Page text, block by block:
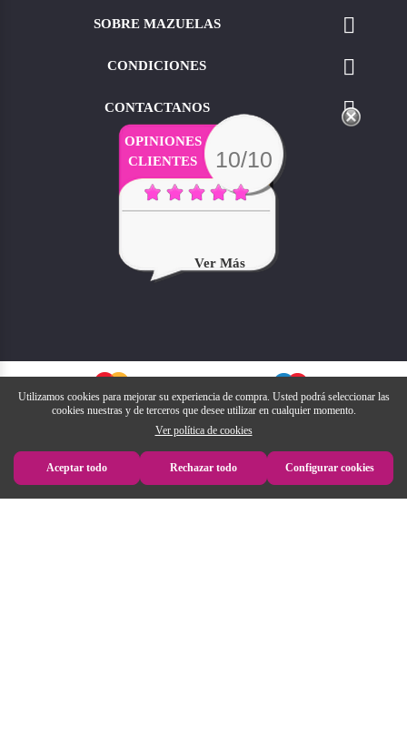
SOBRE MAZUELAS 
CONDICIONES 
CONTACTANOS 
OPINIONES
CLIENTES
10/10
Ver Más
Utilizamos cookies para mejorar su experiencia de compra. Usted podrá seleccionar las
cookies nuestras y de terceros que desee utilizar en cualquier momento.
Ver política de cookies
Aceptar todo Rechazar todo Configurar cookies